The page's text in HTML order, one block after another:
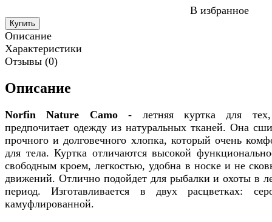
В избранное
Купить
Описание
Характеристики
Отзывы (0)
Описание
Norfin Nature Camo- летняя куртка для
предпочитает одежду из натуральных тканей. Она
прочного и долговечного хлопка, который очень
для тела. Куртка отличаются высокой
свободным кроем, легкостью, удобна в носке и не
движений. Отлично подойдет для рыбалки и охоты в
период. Изготавливается в двух расцветках:
камуфлированной.